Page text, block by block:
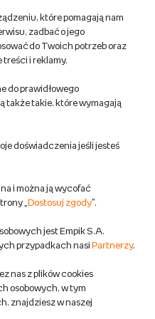
które pomagają nam
zadbać o jego
do Twoich potrzeb oraz
treści i reklamy.
do prawidłowego
także takie, które wymagają
doświadczenia jeśli jesteś
i można ją wycofać
„ Dostosuj zgody”.
jest Empik S.A.
przypadkach nasi Partnerzy.
nas z plików cookies
osobowych, w tym
znajdziesz w naszej